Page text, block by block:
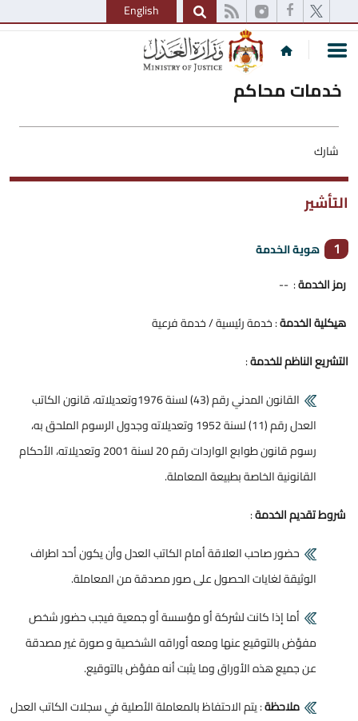
English
خدمات محاكم
شارك
التأشير
1
هوية الخدمة
رمز الخدمة: --
هيكلية الخدمة: خدمة رئيسية / خدمة فرعية
التشريع الناظم للخدمة:
القانون المدني رقم (43) لسنة 1976وتعديلاته، قانون الكاتب
العدل رقم (11) لسنة 1952 وتعديلاته وجدول الرسوم الملحق به،
رسوم قانون طوابع الواردات رقم 20 لسنة 2001 وتعديلاته، الأحكام
القانونية الخاصة بطبيعة المعاملة.
شروط تقديم الخدمة:
حضور صاحب العلاقة أمام الكاتب العدل وأن يكون أحد اطراف
الوثيقة لغايات الحصول على صور مصدقة من المعاملة.
أما إذا كانت لشركة أو مؤسسة أو جمعية فيجب حضور شخص
مفوَّض بالتوقيع عنها ومعه أوراقه الشخصية و صورة غير مصدقة
عن جميع هذه الأوراق وما يثبت أنه مفوَّض بالتوقيع.
ملاحظة: يتم الاحتفاظ بالمعاملة الأصلية في سجلات الكاتب العدل